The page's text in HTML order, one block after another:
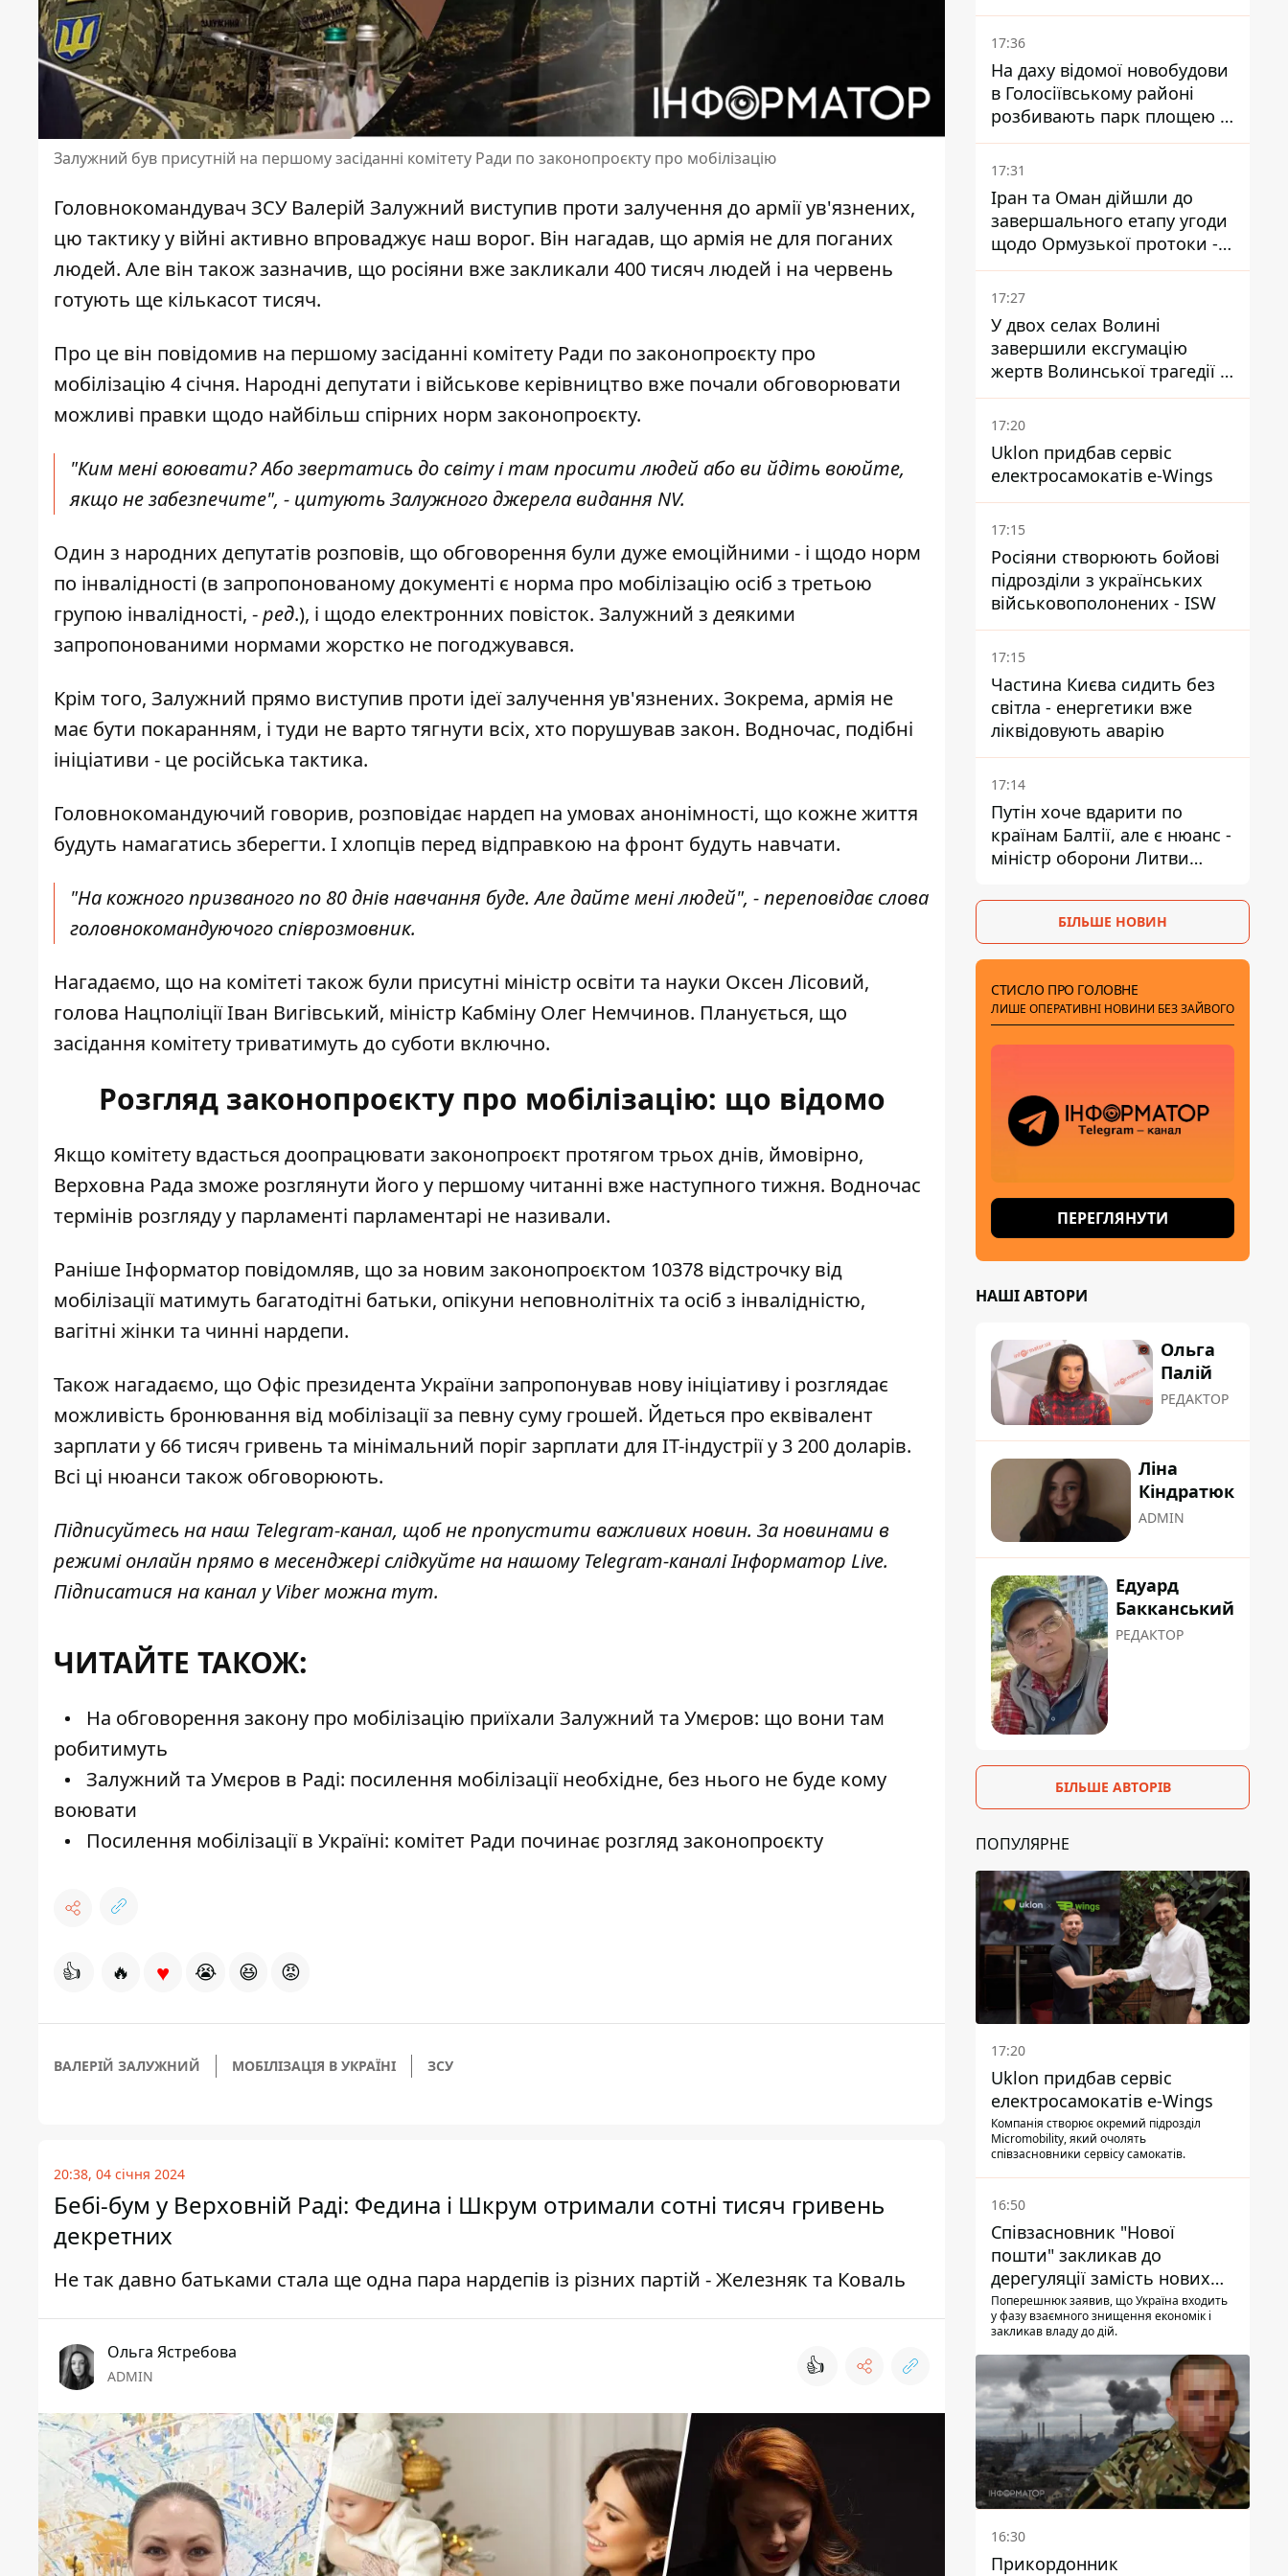
Залужний був присутній на першому засіданні комітету Ради по законопроєкту про мобілізацію
Головнокомандувач ЗСУ Валерій Залужний виступив проти залучення до армії ув'язнених,
цю тактику у війні активно впроваджує наш ворог. Він нагадав, що армія не для поганих
людей. Але він також зазначив, що росіяни вже закликали 400 тисяч людей і на червень
готують ще кількасот тисяч.
Про це він повідомив на першому засіданні комітету Ради по законопроєкту про
мобілізацію 4 січня. Народні депутати і військове керівництво вже почали обговорювати
можливі правки щодо найбільш спірних норм законопроєкту.
"Ким мені воювати? Або звертатись до світу і там просити людей або ви йдіть воюйте,
якщо не забезпечите", - цитують Залужного джерела видання NV.
Один з народних депутатів розповів, що обговорення були дуже емоційними - і щодо норм
по інвалідності (в запропонованому документі є норма про мобілізацію осіб з третьою
групою інвалідності, -ред.), і щодо електронних повісток. Залужний з деякими
запропонованими нормами жорстко не погоджувався.
Крім того, Залужний прямо виступив проти ідеї залучення ув'язнених. Зокрема, армія не
має бути покаранням, і туди не варто тягнути всіх, хто порушував закон. Водночас, подібні
ініціативи - це російська тактика.
Головнокомандуючий говорив, розповідає нардеп на умовах анонімності, що кожне життя
будуть намагатись зберегти. І хлопців перед відправкою на фронт будуть навчати.
"На кожного призваного по 80 днів навчання буде. Але дайте мені людей", - переповідає слова
головнокомандуючого співрозмовник.
Нагадаємо, що на комітеті також були присутні міністр освіти та науки Оксен Лісовий,
голова Нацполіції Іван Вигівський, міністр Кабміну Олег Немчинов. Планується, що
засідання комітету триватимуть до суботи включно.
Розгляд законопроєкту про мобілізацію: що відомо
Якщо комітету вдасться доопрацювати законопроєкт протягом трьох днів, ймовірно,
Верховна Рада зможе розглянути його у першому читанні вже наступного тижня. Водночас
термінів розгляду у парламенті парламентарі не називали.
Раніше Інформатор повідомляв, що за новим законопроєктом 10378 відстрочку від
мобілізації матимуть багатодітні батьки, опікуни неповнолітніх та осіб з інвалідністю,
вагітні жінки та чинні нардепи.
Також нагадаємо, що Офіс президента України запропонував нову ініціативу і розглядає
можливість бронювання від мобілізаціїза певну суму грошей. Йдеться про еквівалент
зарплати у 66 тисяч гривень та мінімальний поріг зарплати для IT-індустрії у 3 200 доларів.
Всі ці нюанси також обговорюють.
Підписуйтесь на наш Telegram-канал, щоб не пропустити важливих новин. За новинами в
режимі онлайн прямо в месенджері слідкуйте на нашому Telegram-каналіІнформатор Live.
Підписатися на канал у Viber можнатут.
ЧИТАЙТЕ ТАКОЖ:
На обговорення закону про мобілізацію приїхали Залужний та Умєров: що вони там
робитимуть
Залужний та Умєров в Раді: посилення мобілізації необхідне, без нього не буде кому
воювати
Посилення мобілізації в Україні: комітет Ради починає розгляд законопроєкту
👍 🔥 ♥ 😭 😆 😡
ВАЛЕРІЙ ЗАЛУЖНИЙ МОБІЛІЗАЦІЯ В УКРАЇНІ ЗСУ
20:38, 04 січня 2024
Бебі-бум у Верховній Раді: Федина і Шкрум отримали сотні тисяч гривень
декретних
Не так давно батьками стала ще одна пара нардепів із різних партій - Железняк та Коваль
Ольга Ястребова
ADMIN 👍
17:36
На даху відомої новобудови
в Голосіївському районі
розбивають парк площею в
гектар
17:31
Іран та Оман дійшли до
завершального етапу угоди
щодо Ормузької протоки -
укладення залежить від
зняття блокади США
17:27
У двох селах Волині
завершили ексгумацію
жертв Волинської трагедії -
знайшли останки 54 поляків
17:20
Uklon придбав сервіс
електросамокатів e-Wings
17:15
Росіяни створюють бойові
підрозділи з українських
військовополонених - ISW
17:15
Частина Києва сидить без
світла - енергетики вже
ліквідовують аварію
17:14
Путін хоче вдарити по
країнам Балтії, але є нюанс -
міністр оборони Литви
БІЛЬШЕ НОВИН
СТИСЛО ПРО ГОЛОВНЕ
ЛИШЕ ОПЕРАТИВНІ НОВИНИ БЕЗ ЗАЙВОГО
ПЕРЕГЛЯНУТИ
НАШІ АВТОРИ
Ольга
Палій
РЕДАКТОР
Ліна
Кіндратюк
ADMIN
Едуард
Бакканський
РЕДАКТОР
БІЛЬШЕ АВТОРІВ
ПОПУЛЯРНЕ
17:20
Uklon придбав сервіс
електросамокатів e-Wings
Компанія створює окремий підрозділ
Micromobility, який очолять
співзасновники сервісу самокатів.
16:50
Співзасновник "Нової
пошти" закликав до
дерегуляції замість нових
податків - Гетманцев проти
Поперешнюк заявив, що Україна входить
у фазу взаємного знищення економік і
закликав владу до дій.
16:30
Прикордонник